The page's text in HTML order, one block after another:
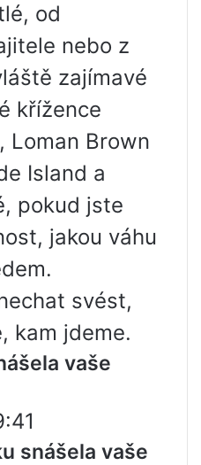
od
nebo z
zajímavé
křížence
Loman Brown
Island a
pokud jste
jakou váhu
svést,
kam jdeme.
vaše
snášela vaše